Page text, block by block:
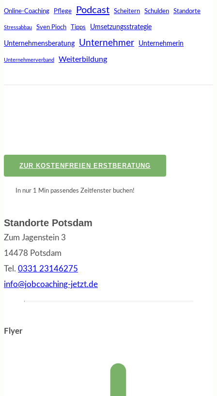
Online-Coaching Pflege Podcast Scheitern Schulden Standorte
Stressabbau Sven Pioch Tipps Umsetzungsstrategie
Unternehmensberatung Unternehmer Unternehmerin
Unternehmerverband Weiterbildung
ZUR KOSTENFREIEN ERSTBERATUNG
In nur 1 Min passendes Zeitfenster buchen!
Standorte Potsdam
Zum Jagenstein 3
14478 Potsdam
Tel. 0331 23146275
info@jobcoaching-jetzt.de
Flyer